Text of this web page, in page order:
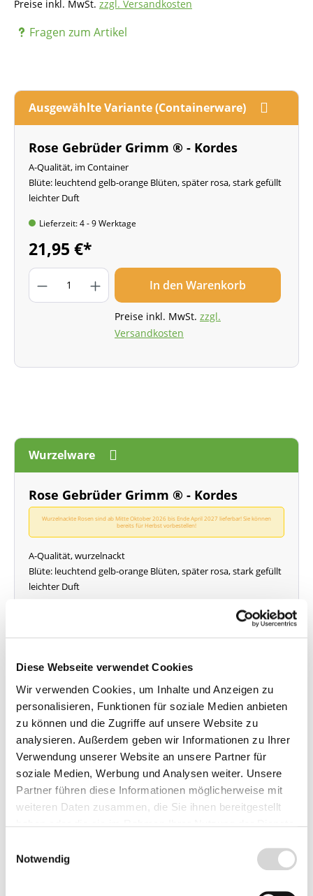
Diese Webseite verwendet Cookies
Wir verwenden Cookies, um Inhalte und Anzeigen zu
personalisieren, Funktionen für soziale Medien anbieten
zu können und die Zugriffe auf unsere Website zu
analysieren. Außerdem geben wir Informationen zu Ihrer
Verwendung unserer Website an unsere Partner für
soziale Medien, Werbung und Analysen weiter. Unsere
Partner führen diese Informationen möglicherweise mit
weiteren Daten zusammen, die Sie ihnen bereitgestellt
Notwendig
Preise inkl. MwSt. zzgl. Versandkosten
Fragen zum Artikel
Ausgewählte Variante (Containerware)
Rose Gebrüder Grimm ® - Kordes
A-Qualität, im Container
Blüte: leuchtend gelb-orange Blüten, später rosa, stark gefüllt
leichter Duft
Lieferzeit: 4 - 9 Werktage
21,95 €*
In den Warenkorb
Preise inkl. MwSt. zzgl.
Versandkosten
Wurzelware
Rose Gebrüder Grimm ® - Kordes
Wurzelnackte Rosen sind ab Mitte Oktober 2026 bis Ende April 2027 lieferbar! Sie können
bereits für Herbst vorbestellen!
A-Qualität, wurzelnackt
Blüte: leuchtend gelb-orange Blüten, später rosa, stark gefüllt
leichter Duft
Menge Stückpreis
Bis4
11,95 €*
Vorbestellen
Preise inkl. MwSt.